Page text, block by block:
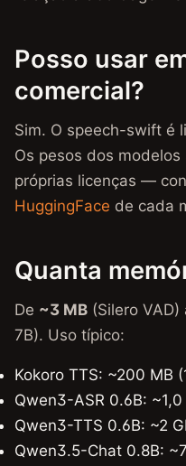
Posso usar
comercial?
Sim. O speech-swift é
Os pesos dos
próprias licenças —
HuggingFace de cada
Quanta
De ~3 MB (Silero VAD)
7B). Uso típico:
Kokoro TTS: ~200 MB
Qwen3-ASR 0.6B:
Qwen3-TTS 0.6B: ~2
Qwen3.5-Chat 0.8B: